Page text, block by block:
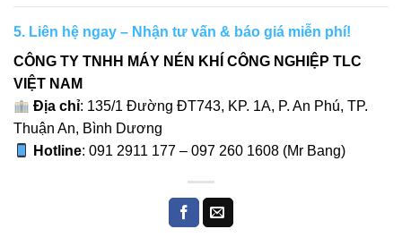
5. Liên hệ ngay – Nhận tư vấn & báo giá miễn phí!
CÔNG TY TNHH MÁY NÉN KHÍ CÔNG NGHIỆP TLC
VIỆT NAM
Địa chỉ: 135/1 Đường ĐT743, KP. 1A, P. An Phú, TP.
Thuận An, Bình Dương
Hotline: 091 2911 177 – 097 260 1608 (Mr Bang)